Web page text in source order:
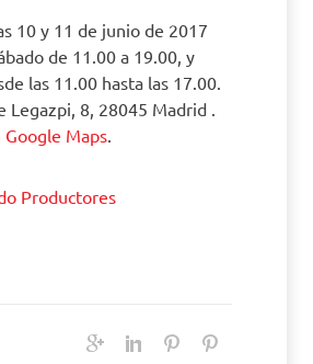
10 y 11 de junio de 2017
de 11.00 a 19.00, y
las 11.00 hasta las 17.00.
Legazpi, 8, 28045 Madrid .
Maps.
Productores